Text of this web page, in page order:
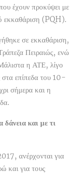
έχουν προκύψει με
εκκαθάριση (PQH).
σε εκκαθάριση,
Πειραιώς, ενώ
η ΑΤΕ, λίγο
στα επίπεδα του 10-
σήμερα και η
και με τι
ανέρχονται για
και για τους